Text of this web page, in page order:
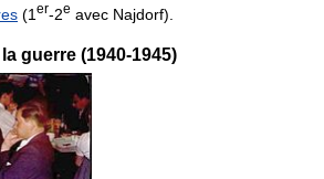
(1 er-2e avec Najdorf).
guerre (1940-1945)